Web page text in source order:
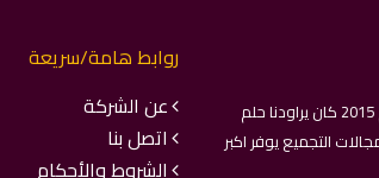
كانت دومًا احلامنا للهواة كبيرة , فمنذ عام 2015 كان يراودنا حلم
التجميع يوفر اكبر
روابط هامة/سريعة
عن الشركة
اتصل بنا
الشروط والأحكام